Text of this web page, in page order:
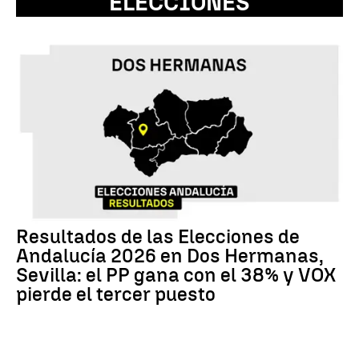
Resultados de las Elecciones de
Andalucía 2026 en Dos Hermanas,
Sevilla: el PP gana con el 38% y VOX
pierde el tercer puesto